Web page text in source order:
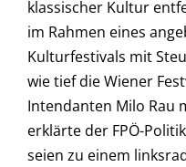
klassischer Kultur
im Rahmen eines
Kulturfestivals mit
wie tief die Wiener
Intendanten Milo Rau
erklärte der FPÖ-
seien zu einem